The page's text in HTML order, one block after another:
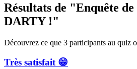
Résultats de "Enquête
DARTY !"
Découvrez ce que 3 participants au quiz
Très satisfait 😁